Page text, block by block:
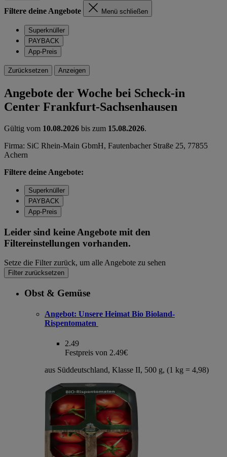
Filtere deine Angebote Menü schließen
Superknüller
PAYBACK
App-Preis
Zurücksetzen Anzeigen
Angebote der Woche bei Scheck-in
Center Frankfurt-Sachsenhausen
Gültig vom 10.08.2026 bis zum 15.08.2026.
Firma: SiC Rhein-Main GbmH, Fautenbacher Straße 25, 77855
Achern
Filtere deine Angebote:
Superknüller
PAYBACK
App-Preis
Leider sind keine Angebote mit den
Filtereinstellungen vorhanden.
Setze die Filter zurück, um alle Angebote zu sehen
Filter zurücksetzen
Obst & Gemüse
Angebot: Unsere Heimat Bio Bioland-
Rispentomaten
2.49
Festpreis von 2.49€
aus Süddeutschland, Klasse II, 500 g, (1 kg = 4,98)